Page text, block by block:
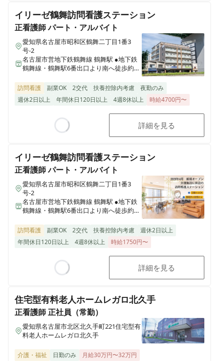
イリーゼ鶴舞訪問看護ステーション
正看護師パート・アルバイト
愛知県名古屋市昭和区鶴舞二丁目1番3
号-2
名古屋市営地下鉄鶴舞線 鶴舞駅 ●地下鉄
鶴舞線・鶴舞駅6番出口より南へ徒歩約3
5分 ●市営バス／「鶴舞公園前」2番もし
訪問看護 副業OK 2交代 扶養控除内考慮
夜勤のみ
週休2日以上
年間休日120日以上 4週8休以上 時給4700円〜
詳細を見る
イリーゼ鶴舞訪問看護ステーション
正看護師パート・アルバイト
愛知県名古屋市昭和区鶴舞二丁目1番3
号-2
名古屋市営地下鉄鶴舞線 鶴舞駅 ●地下鉄
鶴舞線・鶴舞駅6番出口より南へ徒歩約3
5分 ●市営バス／「鶴舞公園前」2番もし
訪問看護 副業OK 2交代 扶養控除内考慮
週休2日以上
年間休日120日以上
4週8休以上 時給1750円〜
詳細を見る
住宅型有料老人ホームレガロ北久手
正看護師正社員（常勤）
愛知県名古屋市北区北久手町221住宅型有
料老人ホームレガロ北久手
介護・福祉 日勤のみ 月給30万円〜32万円